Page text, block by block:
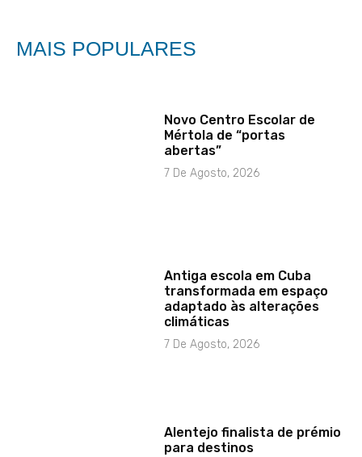
MAIS POPULARES
Novo Centro Escolar de
Mértola de “portas
abertas”
7 De Agosto, 2026
Antiga escola em Cuba
transformada em espaço
adaptado às alterações
climáticas
7 De Agosto, 2026
Alentejo finalista de prémio
para destinos